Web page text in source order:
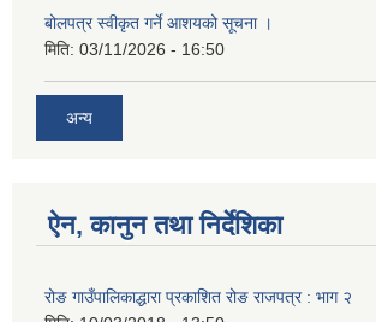
बोलपत्र स्वीकृत गर्ने आशयको सूचना ।
मिति: 03/11/2026 - 16:50
अन्य
ऐन, कानुन तथा निर्देशिका
रोङ गाउँपालिकाद्धारा प्रकाशित रोङ राजपत्र : भाग २